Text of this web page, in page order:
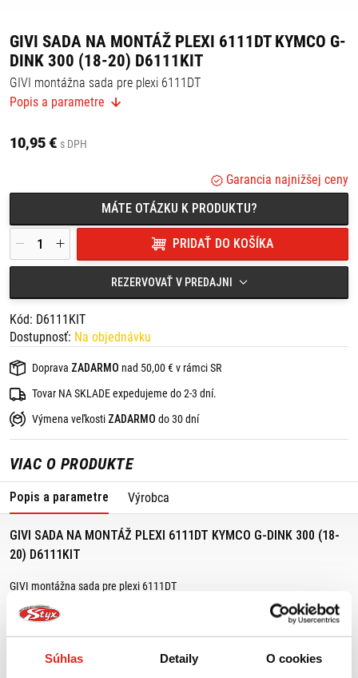
Súhlas Detaily O cookies
GIVI SADA NA MONTÁŽ PLEXI 6111DT KYMCO G-
DINK 300 (18-20) D6111KIT
GIVI montážna sada pre plexi 6111DT
Vhodné pre:
Popis a parametre
10,95 € s DPH
Garancia najnižšej ceny
MÁTE OTÁZKU K PRODUKTU?
PRIDAŤ DO KOŠÍKA
REZERVOVAŤ V PREDAJNI
Kód: D6111KIT
Dostupnosť: Na objednávku
Doprava ZADARMO nad 50,00 € v rámci SR
Tovar NA SKLADE expedujeme do 2-3 dní.
Výmena veľkosti ZADARMO do 30 dní
VIAC O PRODUKTE
Popis a parametre Výrobca
GIVI SADA NA MONTÁŽ PLEXI 6111DT KYMCO G-DINK 300 (18-
20) D6111KIT
GIVI montážna sada pre plexi 6111DT
Vhodné pre:
Kymco G-Dink 300 (18-20)